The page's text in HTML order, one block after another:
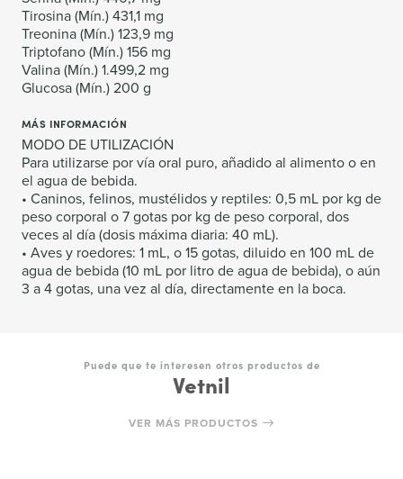
Tirosina (Mín.) 431,1 mg
Treonina (Mín.) 123,9 mg
Triptofano (Mín.) 156 mg
Valina (Mín.) 1.499,2 mg
Glucosa (Mín.) 200 g
MÁS INFORMACIÓN
MODO DE UTILIZACIÓN
Para utilizarse por vía oral puro, añadido al alimento o en
el agua de bebida.
• Caninos, felinos, mustélidos y reptiles: 0,5 mL por kg de
peso corporal o 7 gotas por kg de peso corporal, dos
veces al día (dosis máxima diaria: 40 mL).
• Aves y roedores: 1 mL, o 15 gotas, diluido en 100 mL de
agua de bebida (10 mL por litro de agua de bebida), o aún
3 a 4 gotas, una vez al día, directamente en la boca.
Puede que te interesen otros productos de
Vetnil
VER MÁS PRODUCTOS